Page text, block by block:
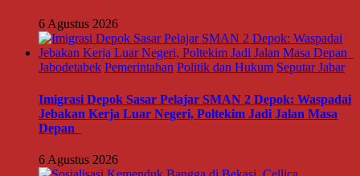
6 Agustus 2026
Jabodetabek Pemerintahan Politik dan Hukum Seputar Jabar
Imigrasi Depok Sasar Pelajar SMAN 2 Depok: Waspadai
Jebakan Kerja Luar Negeri, Poltekim Jadi Jalan Masa
Depan
6 Agustus 2026